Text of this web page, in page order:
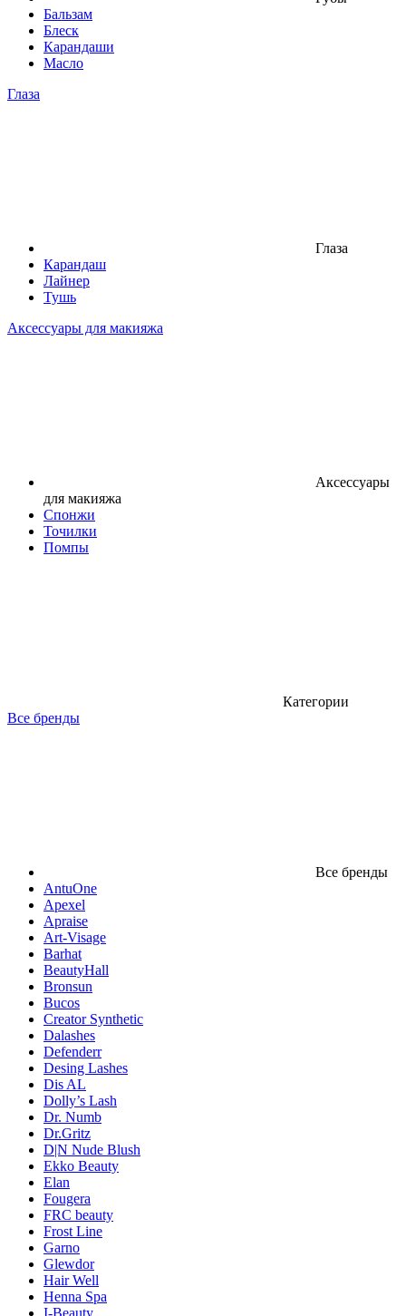
Бальзам
Блеск
Карандаши
Масло
Глаза
Глаза
Карандаш
Лайнер
Тушь
Аксессуары для макияжа
Аксессуары
для макияжа
Спонжи
Точилки
Помпы
Категории
Все бренды
Все бренды
AntuOne
Apexel
Apraise
Art-Visage
Barhat
BeautyHall
Bronsun
Bucos
Creator Synthetic
Dalashes
Defenderr
Desing Lashes
Dis AL
Dolly’s Lash
Dr. Numb
Dr.Gritz
D|N Nude Blush
Ekko Beauty
Elan
Fougera
FRC beauty
Frost Line
Garno
Glewdor
Hair Well
Henna Spa
I-Beauty